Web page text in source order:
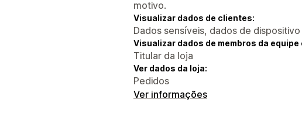
motivo.
Visualizar dados de clientes:
Dados sensíveis, dados de
Visualizar dados de membros da
Titular da loja
Ver dados da loja:
Pedidos
Ver informações